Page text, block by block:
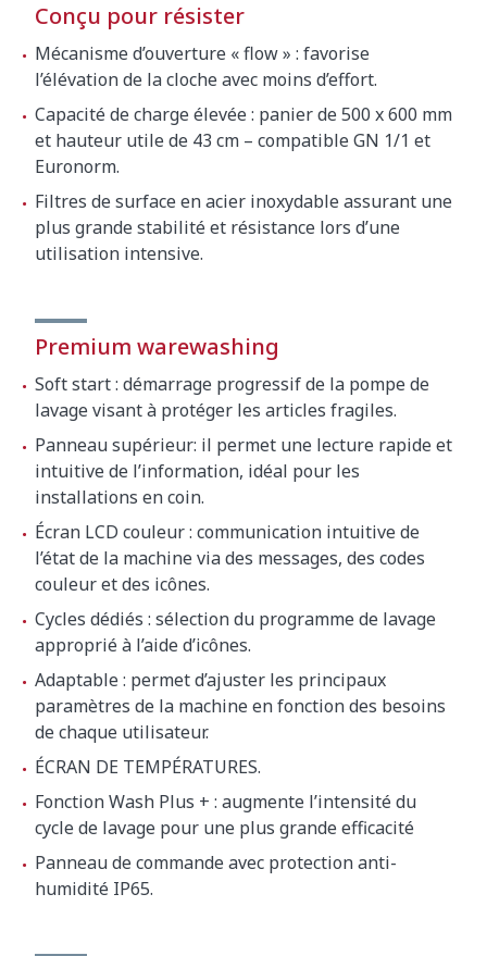
Conçu pour résister
Mécanisme d’ouverture « flow » : favorise
l’élévation de la cloche avec moins d’effort.
Capacité de charge élevée : panier de 500 x 600 mm
et hauteur utile de 43 cm – compatible GN 1/1 et
Euronorm.
Filtres de surface en acier inoxydable assurant une
plus grande stabilité et résistance lors d’une
utilisation intensive.
Premium warewashing
Soft start : démarrage progressif de la pompe de
lavage visant à protéger les articles fragiles.
Panneau supérieur: il permet une lecture rapide et
intuitive de l’information, idéal pour les
installations en coin.
Écran LCD couleur : communication intuitive de
l’état de la machine via des messages, des codes
couleur et des icônes.
Cycles dédiés : sélection du programme de lavage
approprié à l’aide d’icônes.
Adaptable : permet d’ajuster les principaux
paramètres de la machine en fonction des besoins
de chaque utilisateur.
ÉCRAN DE TEMPÉRATURES.
Fonction Wash Plus + : augmente l’intensité du
cycle de lavage pour une plus grande efficacité
Panneau de commande avec protection anti-
humidité IP65.